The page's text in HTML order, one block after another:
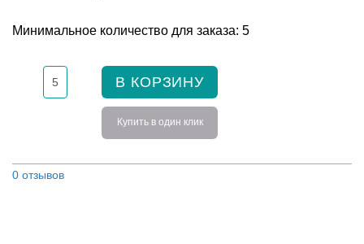
Минимальное количество для заказа: 5
В КОРЗИНУ
Купить в один клик
0 отзывов